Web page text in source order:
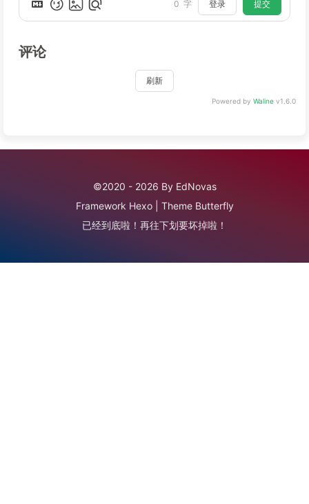
0 字 登录 提交
评论
刷新
Powered by Waline v1.6.0
©2020 - 2026 By EdNovas
Framework Hexo Theme Butterfly
已经到底啦！再往下划要坏掉啦！